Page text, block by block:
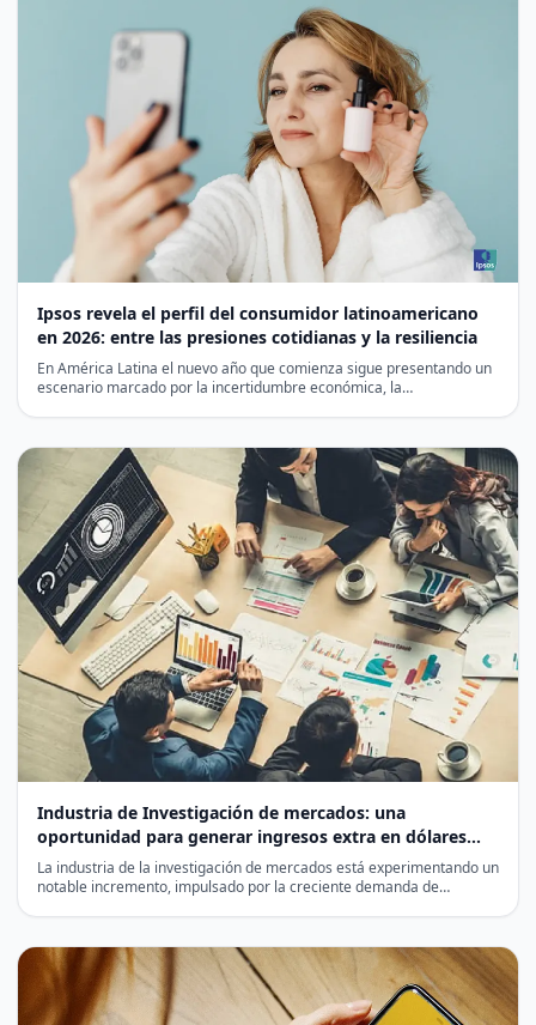
Ipsos revela el perfil del consumidor latinoamericano
en 2026: entre las presiones cotidianas y la resiliencia
En América Latina el nuevo año que comienza sigue presentando un
escenario marcado por la incertidumbre económica, la…
Industria de Investigación de mercados: una
oportunidad para generar ingresos extra en dólares
digitales
La industria de la investigación de mercados está experimentando un
notable incremento, impulsado por la creciente demanda de…